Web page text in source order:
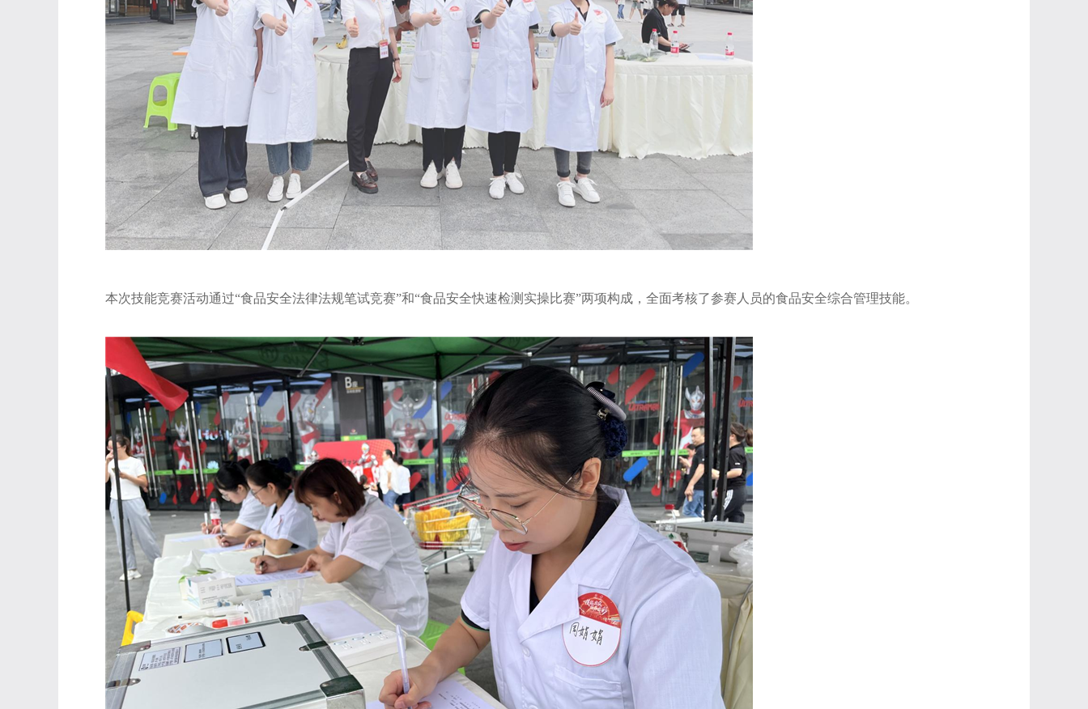
本次技能竞赛活动通过“食品安全法律法规笔试竞赛”和“食品安全快速检测实操比赛”两项构成，全面考核了参赛人员的食品安全综合管理技能。